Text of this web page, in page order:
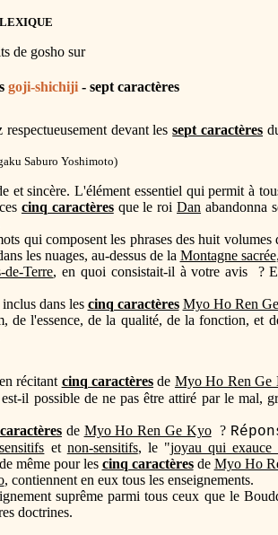
LEXIQUE
de gosho sur
goji-shichiji- sept caractères
devant lessept caractères
Saburo Yoshimoto)
sincère. L'élément essentiel qui permit à
cinq caractèresque le roiDan abandonna
qui composent les phrases des huit
les nuages, au-dessus de la Montagne sacrée
de-Terre, en quoi consistait-il à votre avis ?
dans les cinq caractères Myo Ho Ren
de l'essence, de la qualité, de la fonction, et
récitant cinq caractères de Myo Ho Ren Ge
il possible de ne pas être attiré par le mal,
de Myo Ho Ren Ge Kyo?
et non-sensitifs, le "joyau qui exauce
même pour les cinq caractèresde Myo Ho
, contiennent en eux tous les enseignements.
suprême parmi tous ceux que le
doctrines.